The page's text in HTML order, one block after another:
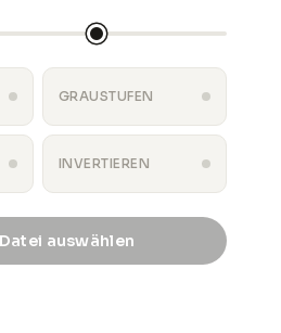
GRAUSTUFEN
INVERTIEREN
auswählen